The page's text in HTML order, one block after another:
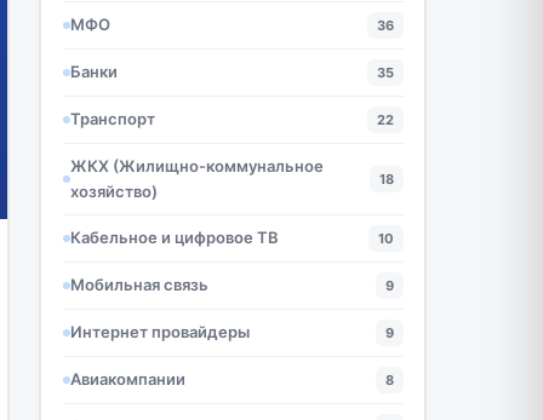
МФО 36
Банки 35
Транспорт 22
ЖКХ (Жилищно-коммунальное
хозяйство)
18
Кабельное и цифровое ТВ 10
Мобильная связь 9
Интернет провайдеры 9
Авиакомпании 8